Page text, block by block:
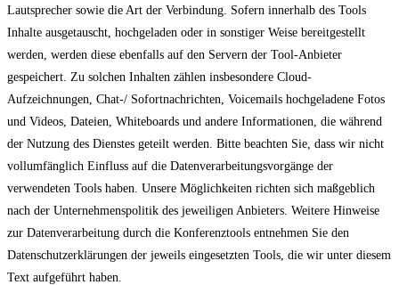
Lautsprecher sowie die Art der Verbindung. Sofern innerhalb des Tools
Inhalte ausgetauscht, hochgeladen oder in sonstiger Weise bereitgestellt
werden, werden diese ebenfalls auf den Servern der Tool-Anbieter
gespeichert. Zu solchen Inhalten zählen insbesondere Cloud-
Aufzeichnungen, Chat-/ Sofortnachrichten, Voicemails hochgeladene Fotos
und Videos, Dateien, Whiteboards und andere Informationen, die während
der Nutzung des Dienstes geteilt werden. Bitte beachten Sie, dass wir nicht
vollumfänglich Einfluss auf die Datenverarbeitungsvorgänge der
verwendeten Tools haben. Unsere Möglichkeiten richten sich maßgeblich
nach der Unternehmenspolitik des jeweiligen Anbieters. Weitere Hinweise
zur Datenverarbeitung durch die Konferenztools entnehmen Sie den
Datenschutzerklärungen der jeweils eingesetzten Tools, die wir unter diesem
Text aufgeführt haben.